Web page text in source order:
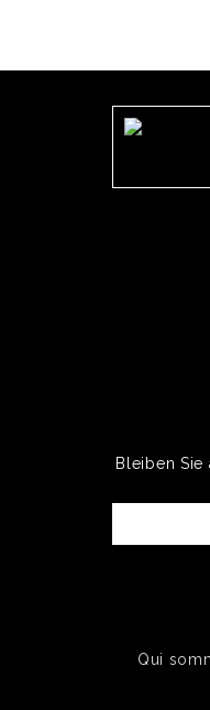
Bleiben Sie
Qui